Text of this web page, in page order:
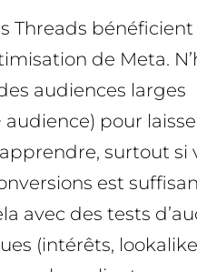
Threads
de Meta.
audiences larges
audience) pour
surtout si
est
avec des tests
(intérêts,